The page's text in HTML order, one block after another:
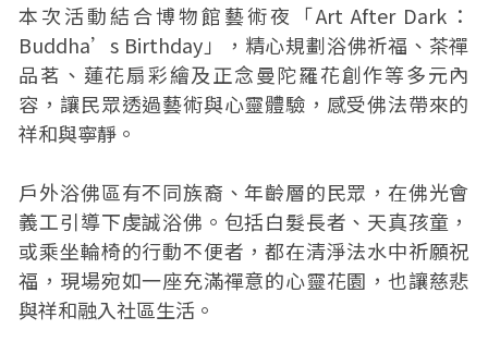
本次活動結合博物館藝術夜「Art After Dark：
Buddha’s Birthday」，精心規劃浴佛祈福、茶禪
品茗、蓮花扇彩繪及正念曼陀羅花創作等多元內
容，讓民眾透過藝術與心靈體驗，感受佛法帶來的
祥和與寧靜。
戶外浴佛區有不同族裔、年齡層的民眾，在佛光會
義工引導下虔誠浴佛。包括白髮長者、天真孩童，
或乘坐輪椅的行動不便者，都在清淨法水中祈願祝
福，現場宛如一座充滿禪意的心靈花園，也讓慈悲
與祥和融入社區生活。